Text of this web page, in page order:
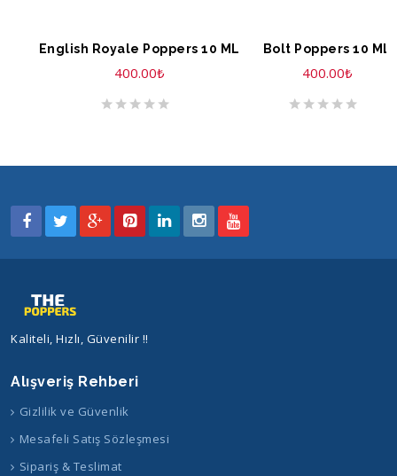
SEPETE EKLE
English Royale Poppers 10 ML
400.00₺
SEPETE EKLE
Bolt Poppers 10 ML
400.00₺
Kaliteli, Hızlı, Güvenilir !!
Alışveriş Rehberi
Gizlilik ve Güvenlik
Mesafeli Satış Sözleşmesi
Sipariş & Teslimat